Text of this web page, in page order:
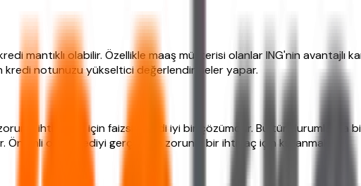
mantıklı olabilir. Özellikle maaş müşterisi olanlar ING'nin avantajlı
kredi notunuzu yükseltici değerlendirmeler yapar.
ihtiyaçlar için faizsiz kredi iyi bir çözümdür. Bu tür durumlarda
Önemli olan, krediyi gerçekten zorunlu bir ihtiyaç için kullanmaktır.